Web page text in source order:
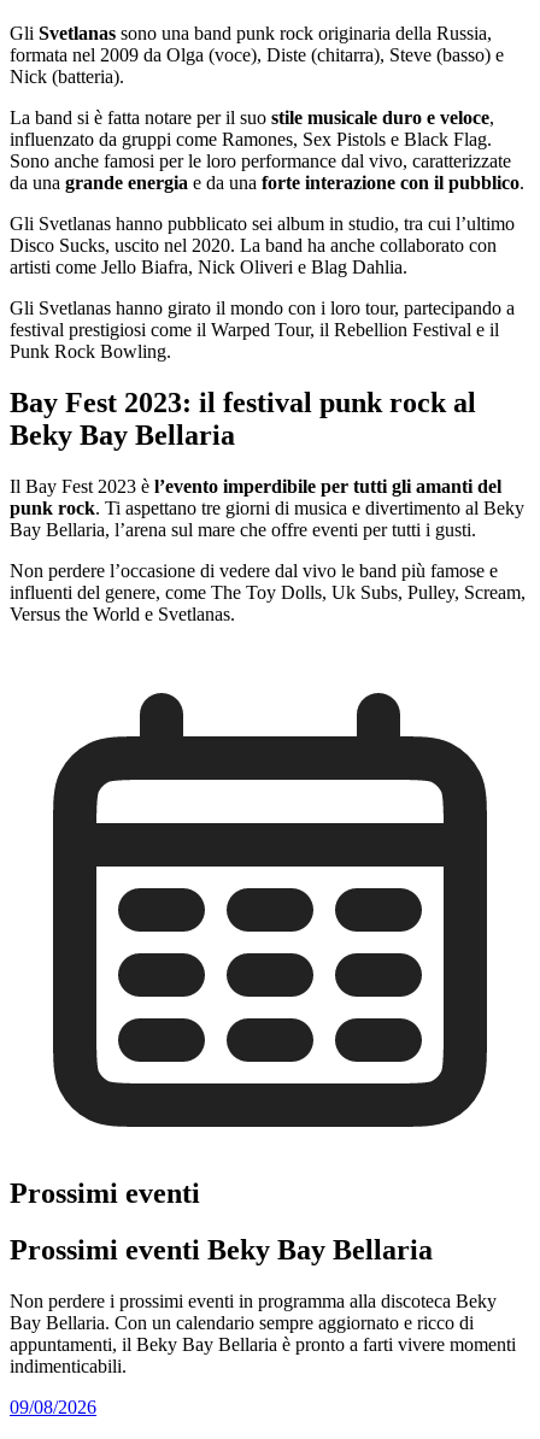
Gli Svetlanas sono una band punk rock originaria della Russia,
formata nel 2009 da Olga (voce), Diste (chitarra), Steve (basso) e
Nick (batteria).
La band si è fatta notare per il suo stile musicale duro e veloce,
influenzato da gruppi come Ramones, Sex Pistols e Black Flag.
Sono anche famosi per le loro performance dal vivo, caratterizzate
da una grande energia e da una forte interazione con il pubblico.
Gli Svetlanas hanno pubblicato sei album in studio, tra cui l’ultimo
Disco Sucks, uscito nel 2020. La band ha anche collaborato con
artisti come Jello Biafra, Nick Oliveri e Blag Dahlia.
Gli Svetlanas hanno girato il mondo con i loro tour, partecipando a
festival prestigiosi come il Warped Tour, il Rebellion Festival e il
Punk Rock Bowling.
Bay Fest 2023: il festival punk rock al
Beky Bay Bellaria
Il Bay Fest 2023 è l’evento imperdibile per tutti gli amanti del
punk rock. Ti aspettano tre giorni di musica e divertimento al Beky
Bay Bellaria, l’arena sul mare che offre eventi per tutti i gusti.
Non perdere l’occasione di vedere dal vivo le band più famose e
influenti del genere, come The Toy Dolls, Uk Subs, Pulley, Scream,
Versus the World e Svetlanas.
Prossimi eventi
Prossimi eventi Beky Bay Bellaria
Non perdere i prossimi eventi in programma alla discoteca Beky
Bay Bellaria. Con un calendario sempre aggiornato e ricco di
appuntamenti, il Beky Bay Bellaria è pronto a farti vivere momenti
indimenticabili.
09/08/2026